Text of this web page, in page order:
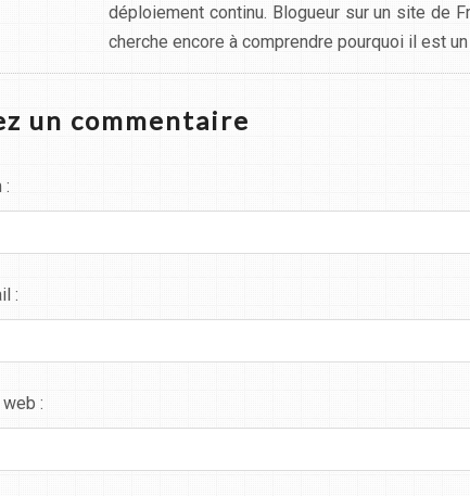
déploiement continu. Blogueur sur un site de
cherche encore à comprendre pourquoi il est
un commentaire
:
:
: